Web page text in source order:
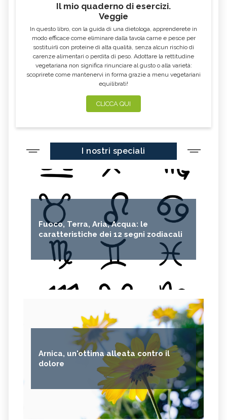
Il mio quaderno di esercizi.
Veggie
In questo libro, con la guida di una dietologa, apprenderete in
modo efficace come eliminare dalla tavola carne e pesce per
sostituirli con proteine di alta qualità, senza alcun rischio di
carenze alimentari o perdita di peso. Adottare la rettitudine
vegetariana non significa rinunciare al gusto o alla varietà:
scoprirete come mantenervi in forma grazie a menu vegetariani
equilibrati!
CLICCA QUI
I nostri speciali
Fuoco, Terra, Aria, Acqua: le
caratteristiche dei 12 segni zodiacali
Arnica, un'ottima alleata contro il
dolore